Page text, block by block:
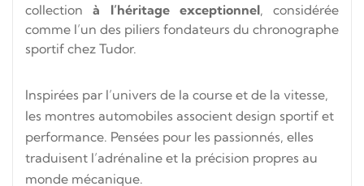
collectionà l’héritage exceptionnel, considérée
comme l’un des piliers fondateurs du chronographe
sportif chez Tudor.
Inspirées par l’univers de la course et de la vitesse,
les montres automobiles associent design sportif et
performance. Pensées pour les passionnés, elles
traduisent l’adrénaline et la précision propres au
monde mécanique.